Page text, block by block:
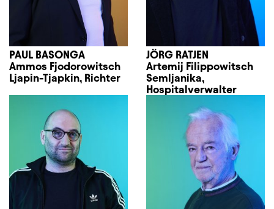
PAUL BASONGA
Ammos Fjodorowitsch
Ljapin-Tjapkin, Richter
JÖRG RATJEN
Artemij Filippowitsch
Semljanika,
Hospitalverwalter